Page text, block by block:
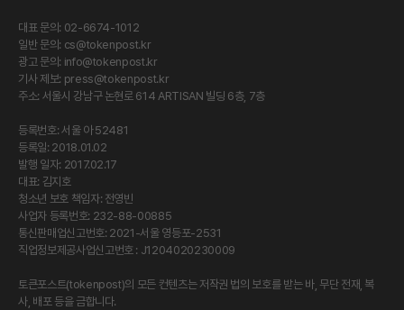
대표 문의: 02-6674-1012
일반 문의: cs@tokenpost.kr
광고 문의: info@tokenpost.kr
기사 제보: press@tokenpost.kr
주소: 서울시 강남구 논현로 614 ARTISAN 빌딩 6층, 7층
등록번호: 서울 아 52481
등록일: 2018.01.02
발행 일자: 2017.02.17
대표: 김지호
청소년 보호 책임자: 전영빈
사업자 등록번호: 232-88-00885
통신판매업신고번호: 2021-서울 영등포-2531
직업정보제공사업신고번호 : J1204020230009
토큰포스트(tokenpost)의 모든 컨텐츠는 저작권 법의 보호를 받는 바, 무단 전재, 복
사, 배포 등을 금합니다.